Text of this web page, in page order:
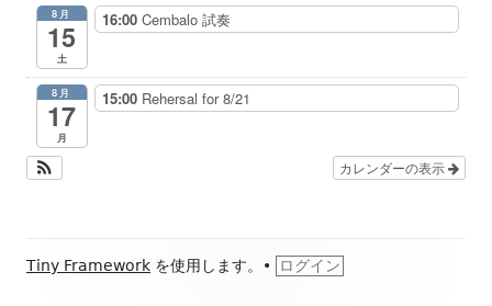
8月
15
土
16:00 Cembalo 試奏
8月
17
月
15:00 Rehersal for 8/21
カレンダーの表示
フ
Tiny Framework を使用します。 • ログイン